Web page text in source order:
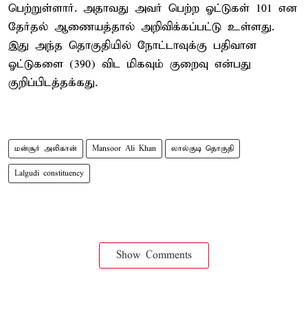
பெற்றுள்ளார். அதாவது அவர் பெற்ற ஓட்டுகள் 101 என
தேர்தல் ஆணையத்தால் அறிவிக்கப்பட்டு உள்ளது.
இது அந்த தொகுதியில் நோட்டாவுக்கு பதிவான
ஓட்டுகளை (390) விட மிகவும் குறைவு என்பது
குறிப்பிடத்தக்கது.
மன்சூர் அலிகான் Mansoor Ali Khan லால்குடி தொகுதி
Lalgudi constituency
Show Comments